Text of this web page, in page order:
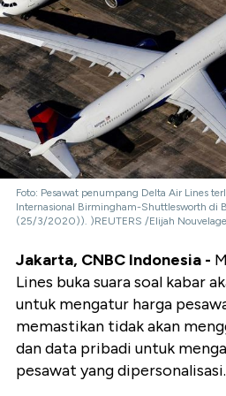
Foto: Pesawat penumpang Delta Air Lines
Internasional Birmingham-Shuttlesworth di
(25/3/2020)). )REUTERS /Elijah
Jakarta, CNBC Indonesia -
Lines buka suara soal kabar
untuk mengatur harga
memastikan tidak akan
dan data pribadi untuk
pesawat yang dipersonalisasi.